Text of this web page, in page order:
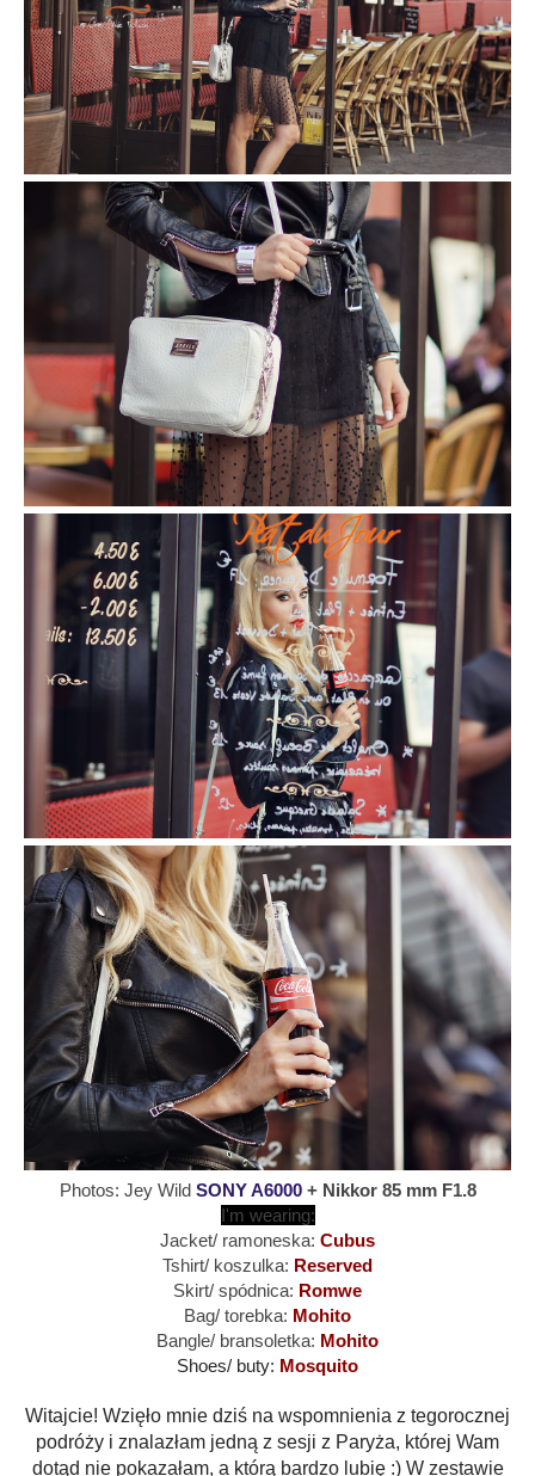
Photos: Jey Wild SONY A6000+ Nikkor 85 mm F1.8
I'm wearing:
Jacket/ ramoneska: Cubus
Tshirt/ koszulka: Reserved
Skirt/ spódnica: Romwe
Bag/ torebka: Mohito
Bangle/ bransoletka: Mohito
Shoes/ buty: Mosquito
Witajcie! Wzięło mnie dziś na wspomnienia z tegorocznej
podróży i znalazłam jedną z sesji z Paryża, której Wam
dotąd nie pokazałam, a którą bardzo lubię :) W zestawie